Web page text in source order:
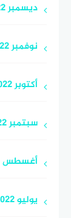
ديسمبر 2022
نوفمبر 2022
أكتوبر 2022
سبتمبر 2022
أغسطس 2022
يوليو 2022